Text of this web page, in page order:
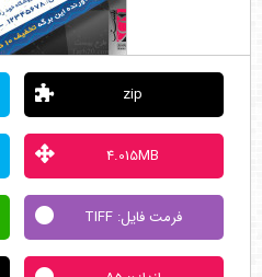
zip
4.015MB
فرمت فایل: TIFF